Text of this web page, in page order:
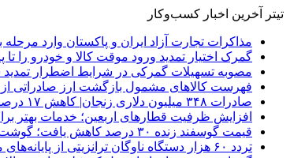
تیتر آخرین اخبار کسب‌وکار
مذاکرات تجارت آزاد ایران و پاکستان وارد
گمرک اختیار تمدید ورود موقت کالا و خودرو را تا
مصوبه تسهیلات گمرکی در شرایط اضطرار
فهرست کالاهای مشمول بازگشت ارز صادراتی از
صادرات ۳۴۸ میلیون دلاری زنجان| ‌کاهش ۱۷ درصدی واردات
افزایش ظرفیت قطارهای اربعین؛ خدمات بهتر
قیمت گوسفند زنده ۳۰ درصد کاهش یافت؛ گوشت ارزان نشد
تردد ۶۰ هزار دستگاه ناوگان ترانزیتی از پایانه‌های مرزی آذربایجان ‌غربی